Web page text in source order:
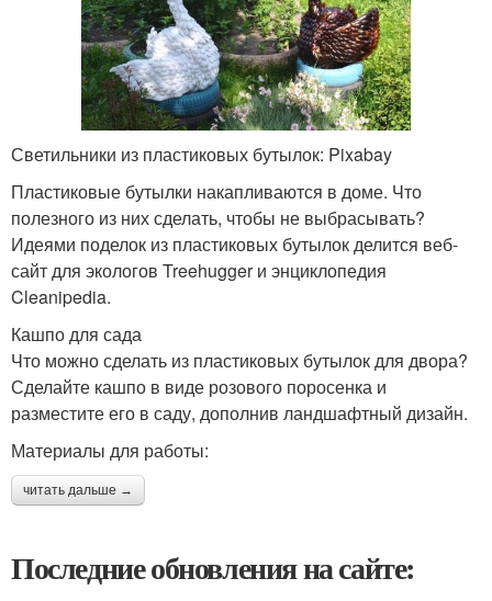
Светильники из пластиковых бутылок: Pixabay
Пластиковые бутылки накапливаются в доме. Что
полезного из них сделать, чтобы не выбрасывать?
Идеями поделок из пластиковых бутылок делится веб-
сайт для экологов Treehugger и энциклопедия
Cleanipedia.
Кашпо для сада
Что можно сделать из пластиковых бутылок для двора?
Сделайте кашпо в виде розового поросенка и
разместите его в саду, дополнив ландшафтный дизайн.
Материалы для работы:
читать дальше →
Последние обновления на сайте: